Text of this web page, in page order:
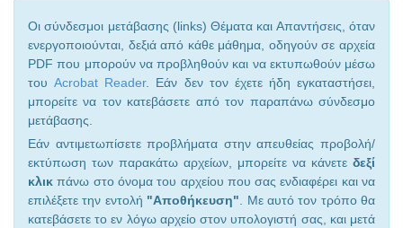
Οι σύνδεσμοι μετάβασης (links) Θέματα και Απαντήσεις, όταν
ενεργοποιούνται, δεξιά από κάθε μάθημα, οδηγούν σε αρχεία
PDF που μπορούν να προβληθούν και να εκτυπωθούν μέσω
τουAcrobat Reader. Εάν δεν τον έχετε ήδη εγκαταστήσει,
μπορείτε να τον κατεβάσετε από τον παραπάνω σύνδεσμο
μετάβασης.
Εάν αντιμετωπίσετε προβλήματα στην απευθείας προβολή/
εκτύπωση των παρακάτω αρχείων, μπορείτε να κάνετε δεξί
κλικ πάνω στο όνομα του αρχείου που σας ενδιαφέρει και να
επιλέξετε την εντολή "Αποθήκευση". Με αυτό τον τρόπο θα
κατεβάσετε το εν λόγω αρχείο στον υπολογιστή σας, και μετά